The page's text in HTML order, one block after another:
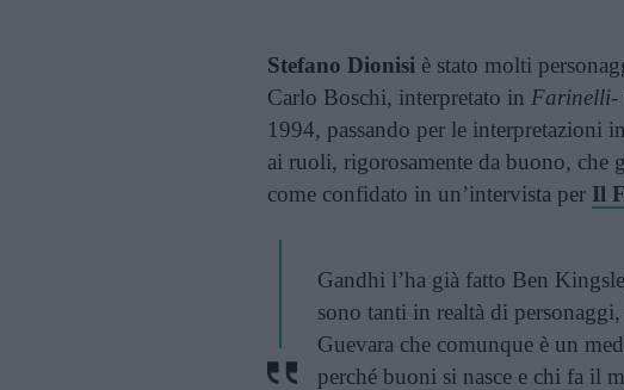
Stefano Dionisi è stato molti
Carlo Boschi, interpretato in Farinelli-
1994, passando per le interpretazioni in
ai ruoli, rigorosamente da buono, che
come confidato in un’intervista per Il
Gandhi l’ha già fatto Ben
sono tanti in realtà di
Guevara che comunque è un
perché buoni si nasce e chi fa il